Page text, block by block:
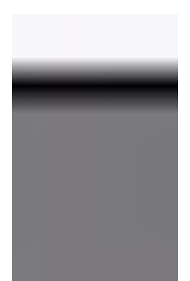
זקפה כדי ליהנות | האזינו לפרק מספר 149
של "סקס אפיל", פודקאסט המיניות של ynet
בנושא - נופל וקם: כל מה שחשוב לדעת על
זקפה.